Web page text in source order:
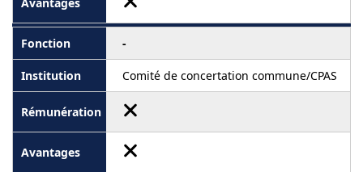
-
Comité de concertation commune/CPAS